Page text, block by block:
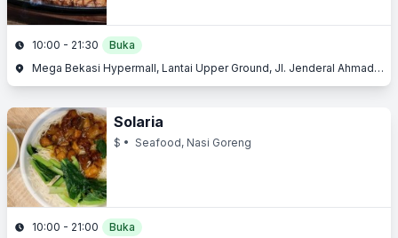
10:00 - 21:30
Buka
Mega Bekasi Hypermall, Lantai Upper Ground, Jl. Jenderal Ahmad Yani, Bekasi Barat, Bekasi, Jawa Barat
Solaria
$ • Seafood, Nasi Goreng
10:00 - 21:00
Buka